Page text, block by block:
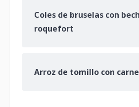
Coles de bruselas con
roquefort
Arroz de tomillo con carne